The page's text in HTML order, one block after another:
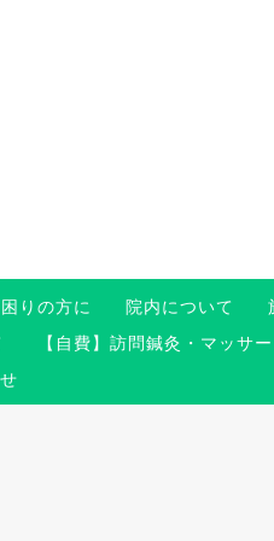
りの方に 院内について
【自費】訪問鍼灸・マッサ